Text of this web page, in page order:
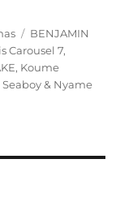
Tags
BENJAMIN
Carousel 7,
, Koume
Seaboy & Nyame